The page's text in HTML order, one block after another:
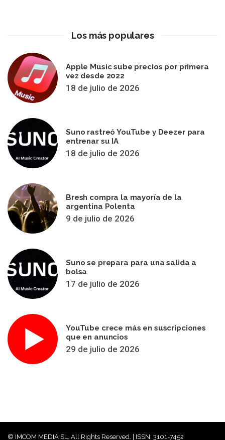
Los más populares
Apple Music sube precios por primera
vez desde 2022
18 de julio de 2026
Suno rastreó YouTube y Deezer para
entrenar su IA
18 de julio de 2026
Bresh compra la mayoría de la
argentina Polenta
9 de julio de 2026
Suno se prepara para una salida a
bolsa
17 de julio de 2026
YouTube crece más en suscripciones
que en anuncios
29 de julio de 2026
© IMCOM MEDIA SL. All Rights Reserved. | ISSN: 3101-7452